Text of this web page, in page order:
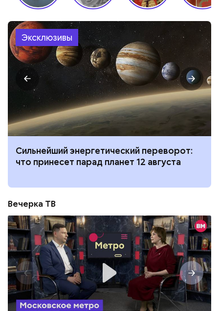
Эксклюзивы
Сильнейший энергетический переворот:
что принесет парад планет 12 августа
Вечерка ТВ